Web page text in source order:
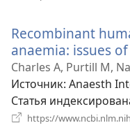
Recombinant
anaemia: issues
Charles A, Purtill M,
Источник‎: Anaesth
Статья
https://